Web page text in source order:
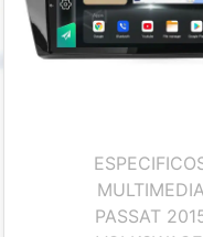
MULTIMEDIA
PASSAT